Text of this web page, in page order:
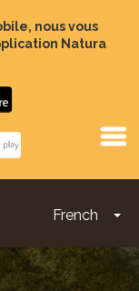
nous vous
Natura
French